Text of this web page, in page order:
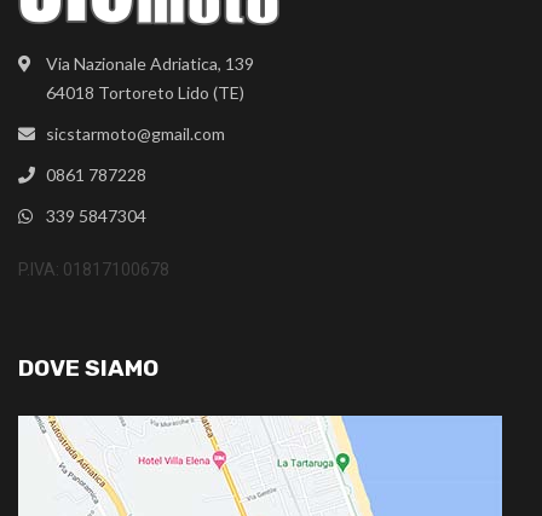
Via Nazionale Adriatica, 139
64018 Tortoreto Lido (TE)
sicstarmoto@gmail.com
0861 787228
339 5847304
P.IVA: 01817100678
DOVE SIAMO